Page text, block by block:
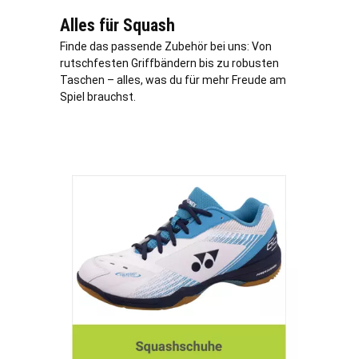
Alles für Squash
Finde das passende Zubehör bei uns: Von
rutschfesten Griffbändern bis zu robusten
Taschen – alles, was du für mehr Freude am
Spiel brauchst.